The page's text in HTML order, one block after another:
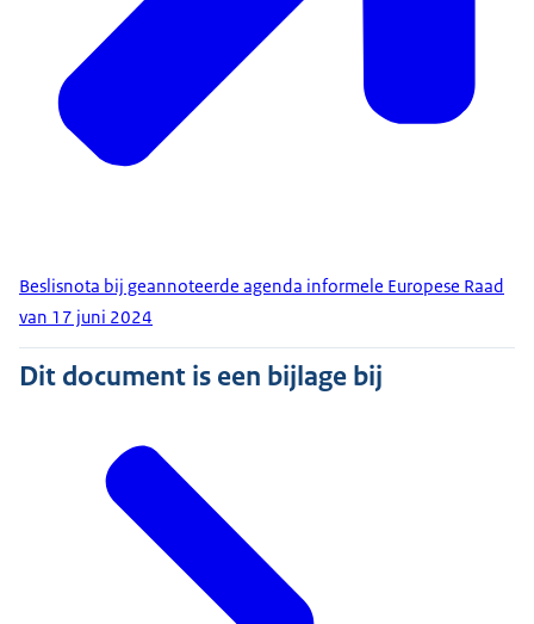
Beslisnota bij geannoteerde agenda informele Europese Raad
van 17 juni 2024
Dit document is een bijlage bij